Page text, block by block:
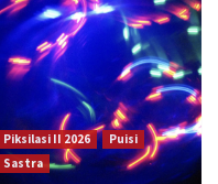
Piksilasi II 2026
Puisi
Sastra